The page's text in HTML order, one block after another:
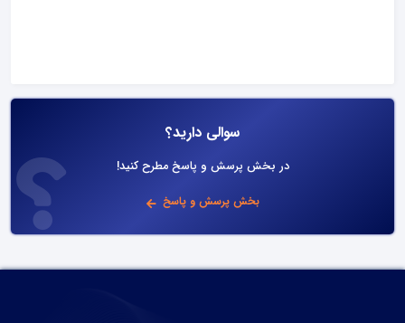
سوالی دارید؟
در بخش پرسش و پاسخ مطرح کنید!
بخش پرسش و پاسخ